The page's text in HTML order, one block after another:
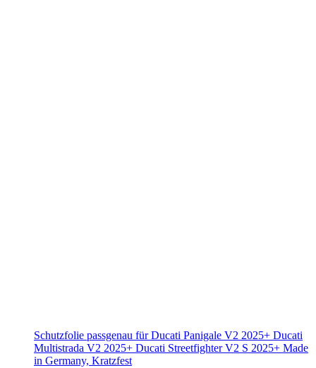
Schutzfolie passgenau für Ducati Panigale V2 2025+ Ducati
Multistrada V2 2025+ Ducati Streetfighter V2 S 2025+ Made
in Germany, Kratzfest